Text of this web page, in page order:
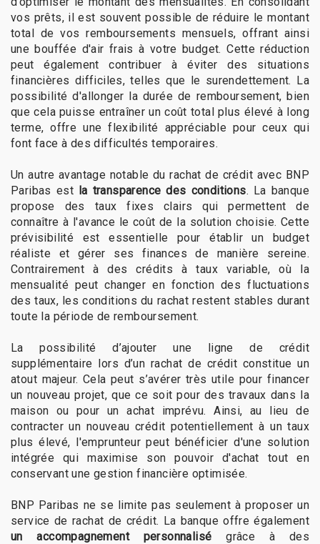
vos prêts, il est souvent possible de réduire le montant
total de vos remboursements mensuels, offrant ainsi
une bouffée d'air frais à votre budget. Cette réduction
peut également contribuer à éviter des situations
financières difficiles, telles que le surendettement. La
possibilité d'allonger la durée de remboursement, bien
que cela puisse entraîner un coût total plus élevé à long
terme, offre une flexibilité appréciable pour ceux qui
font face à des difficultés temporaires.
Un autre avantage notable du rachat de crédit avec BNP
Paribas est la transparence des conditions. La banque
propose des taux fixes clairs qui permettent de
connaître à l'avance le coût de la solution choisie. Cette
prévisibilité est essentielle pour établir un budget
réaliste et gérer ses finances de manière sereine.
Contrairement à des crédits à taux variable, où la
mensualité peut changer en fonction des fluctuations
des taux, les conditions du rachat restent stables durant
toute la période de remboursement.
La possibilité d’ajouter une ligne de crédit
supplémentaire lors d’un rachat de crédit constitue un
atout majeur. Cela peut s’avérer très utile pour financer
un nouveau projet, que ce soit pour des travaux dans la
maison ou pour un achat imprévu. Ainsi, au lieu de
contracter un nouveau crédit potentiellement à un taux
plus élevé, l'emprunteur peut bénéficier d'une solution
intégrée qui maximise son pouvoir d'achat tout en
conservant une gestion financière optimisée.
BNP Paribas ne se limite pas seulement à proposer un
service de rachat de crédit. La banque offre également
un accompagnement personnalisé grâce à des